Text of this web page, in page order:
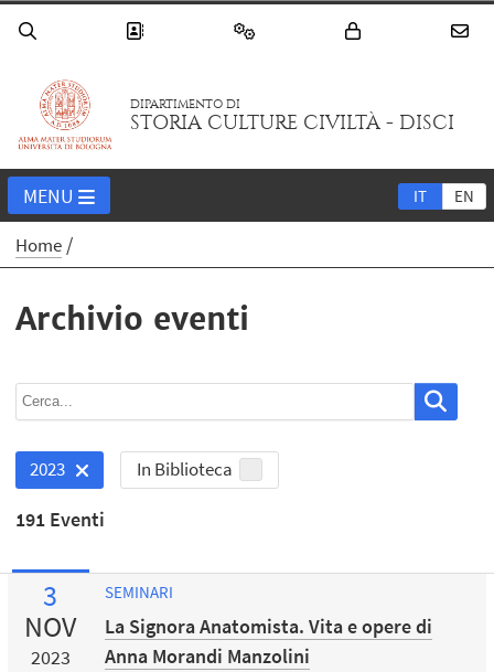
DIPARTIMENTO DI
STORIA CULTURE CIVILTÀ - DISCI
IT EN
MENU
Home
Archivio eventi
2023 In Biblioteca
191 Eventi
3
NOV
2023
SEMINARI
La Signora Anatomista. Vita e opere di
Anna Morandi Manzolini